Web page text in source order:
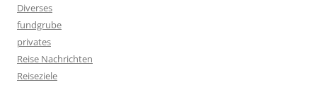
Diverses
fundgrube
privates
Reise Nachrichten
Reiseziele